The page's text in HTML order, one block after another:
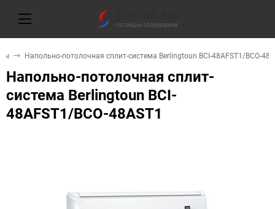
Напольно-потолочная сплит-система Berlingtoun BCI-48AFST1/BCO-
Напольно-потолочная сплит-
система Berlingtoun BCI-
48AFST1/BCO-48AST1